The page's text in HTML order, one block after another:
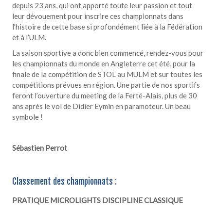
depuis 23 ans, qui ont apporté toute leur passion et tout
leur dévouement pour inscrire ces championnats dans
l’histoire de cette base si profondément liée à la Fédération
et à l’ULM.
La saison sportive a donc bien commencé, rendez-vous pour
les championnats du monde en Angleterre cet été, pour la
finale de la compétition de STOL au MULM et sur toutes les
compétitions prévues en région. Une partie de nos sportifs
feront l’ouverture du meeting de la Ferté-Alais, plus de 30
ans après le vol de Didier Eymin en paramoteur. Un beau
symbole !
Sébastien Perrot
Classement des championnats :
PRATIQUE MICROLIGHTS DISCIPLINE CLASSIQUE